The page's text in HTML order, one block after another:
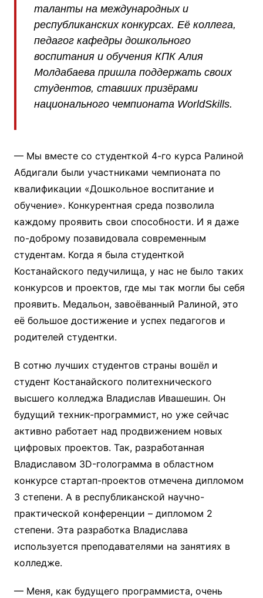
таланты на международных и
республиканских конкурсах. Её коллега,
педагог кафедры дошкольного
воспитания и обучения КПК Алия
Молдабаева пришла поддержать своих
студентов, ставших призёрами
национального чемпионата WorldSkills.
— Мы вместе со студенткой 4-го курса Ралиной
Абдигали были участниками чемпионата по
квалификации «Дошкольное воспитание и
обучение». Конкурентная среда позволила
каждому проявить свои способности. И я даже
по-доброму позавидовала современным
студентам. Когда я была студенткой
Костанайского педучилища, у нас не было таких
конкурсов и проектов, где мы так могли бы себя
проявить. Медальон, завоёванный Ралиной, это
её большое достижение и успех педагогов и
родителей студентки.
В сотню лучших студентов страны вошёл и
студент Костанайского политехнического
высшего колледжа Владислав Ивашешин. Он
будущий техник-программист, но уже сейчас
активно работает над продвижением новых
цифровых проектов. Так, разработанная
Владиславом 3D-голограмма в областном
конкурсе стартап-проектов отмечена дипломом
3 степени. А в республиканской научно-
практической конференции – дипломом 2
степени. Эта разработка Владислава
используется преподавателями на занятиях в
колледже.
— Меня, как будущего программиста, очень